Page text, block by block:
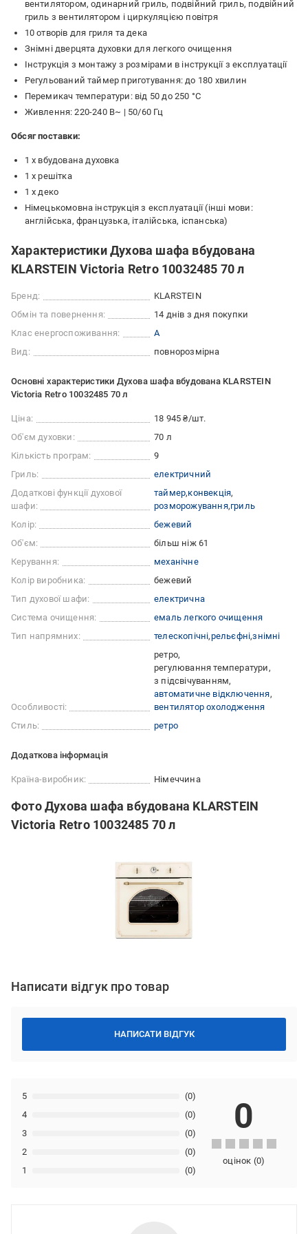
вентилятором, одинарний гриль, подвійний гриль, подвійний
гриль з вентилятором і циркуляцією повітря
10 отворів для гриля та дека
Знімні дверцята духовки для легкого очищення
Інструкція з монтажу з розмірами в інструкції з експлуатації
Регульований таймер приготування: до 180 хвилин
Перемикач температури: від 50 до 250 °C
Живлення: 220-240 В~ | 50/60 Гц
Обсяг поставки:
1 х вбудована духовка
1 х решітка
1 х деко
Німецькомовна інструкція з експлуатації (інші мови:
англійська, французька, італійська, іспанська)
Характеристики Духова шафа вбудована
KLARSTEIN Victoria Retro 10032485 70 л
Бренд:
KLARSTEIN
Обмін та повернення:
14 днів з дня покупки
Клас енергоспоживання:
A
Вид:
повнорозмірна
Основні характеристики Духова шафа вбудована KLARSTEIN
Victoria Retro 10032485 70 л
Ціна:
18 945 ₴/шт.
Об'єм духовки:
70 л
Кількість програм:
9
Гриль:
електричний
Додаткові функції духової
шафи:
таймер конвекція
розморожування гриль
Колір:
бежевий
Об'єм:
більш ніж 61
Керування:
механічне
Колір виробника:
бежевий
Тип духової шафи:
електрична
Система очищення:
емаль легкого очищення
Тип напрямних:
телескопічні рельєфні знімні
Особливості:
ретро
регулювання температури
з підсвічуванням
автоматичне відключення
вентилятор охолодження
Стиль:
ретро
Додаткова інформація
Країна-виробник: Німеччина
Фото Духова шафа вбудована KLARSTEIN
Victoria Retro 10032485 70 л
Написати відгук про товар
НАПИСАТИ ВІДГУК
1 (0)
2 (0)
3 (0)
4 (0)
5 (0)
0
оцінок (0)